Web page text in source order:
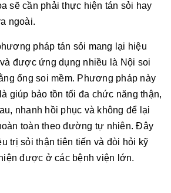
sẽ cần phải thực hiện tán sỏi hay
ngoài.
pháp tán sỏi mang lại hiệu
được ứng dụng nhiều là Nội soi
ống soi mềm. Phương pháp này
giúp bảo tồn tối đa chức năng thận,
nhanh hồi phục và không để lại
toàn theo đường tự nhiên. Đây
trị sỏi thận tiên tiến và đòi hỏi kỹ
được ở các bệnh viện lớn.